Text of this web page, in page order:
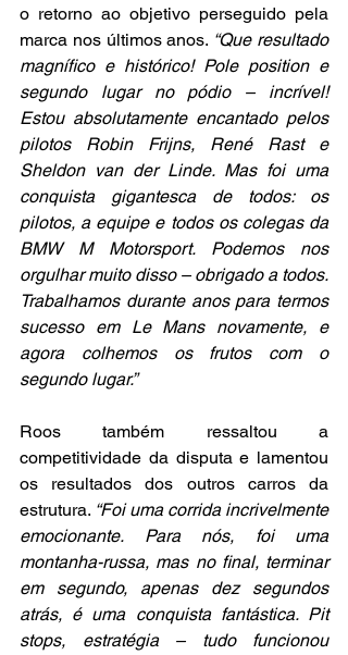
o retorno ao objetivo perseguido pela
marca nos últimos anos. “Que resultado
magnífico e histórico! Pole position e
segundo lugar no pódio – incrível!
Estou absolutamente encantado pelos
pilotos Robin Frijns, René Rast e
Sheldon van der Linde. Mas foi uma
conquista gigantesca de todos: os
pilotos, a equipe e todos os colegas da
BMW M Motorsport. Podemos nos
orgulhar muito disso – obrigado a todos.
Trabalhamos durante anos para termos
sucesso em Le Mans novamente, e
agora colhemos os frutos com o
segundo lugar.”
Roos também ressaltou a
competitividade da disputa e lamentou
os resultados dos outros carros da
estrutura. “Foi uma corrida incrivelmente
emocionante. Para nós, foi uma
montanha-russa, mas no final, terminar
em segundo, apenas dez segundos
atrás, é uma conquista fantástica. Pit
stops, estratégia – tudo funcionou